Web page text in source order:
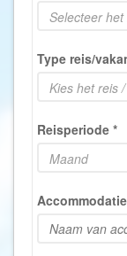
Selecteer
Type reis/
Kies het reis
Reisperiode *
Maand
Accommodatie